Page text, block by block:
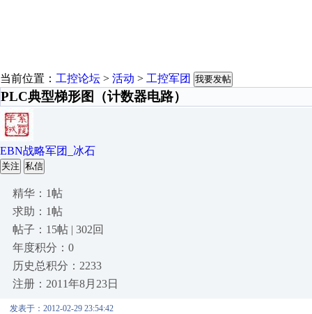
当前位置： 工控论坛 > 活动 > 工控军团 我要发帖
PLC典型梯形图（计数器电路）
EBN战略军团_冰石
关注 私信
精华：1帖
求助：1帖
帖子：15帖 | 302回
年度积分：0
历史总积分：2233
注册：2011年8月23日
发表于：2012-02-29 23:54:42